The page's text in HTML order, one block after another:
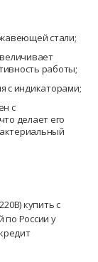
стали;
работы;
с индикаторами;
с
делает его
купить с
по России у